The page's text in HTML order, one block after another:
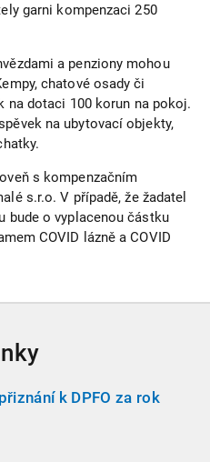
garni kompenzaci 250
a penziony mohou
chatové osady či
dotaci 100 korun na pokoj.
na ubytovací objekty,
s kompenzačním
s.r.o. V případě, že žadatel
bude o vyplacenou částku
COVID lázně a COVID
k DPFO za rok